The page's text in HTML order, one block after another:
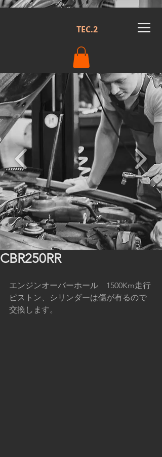
TEC.2
CBR250RR
エンジンオーバーホール　1500Km走行
ピストン、シリンダーは傷が有るので
交換します。